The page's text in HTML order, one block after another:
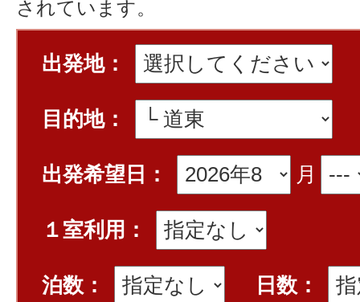
されています。
出発地：
目的地：
出発希望日：
月
１室利用：
泊数：
日数：